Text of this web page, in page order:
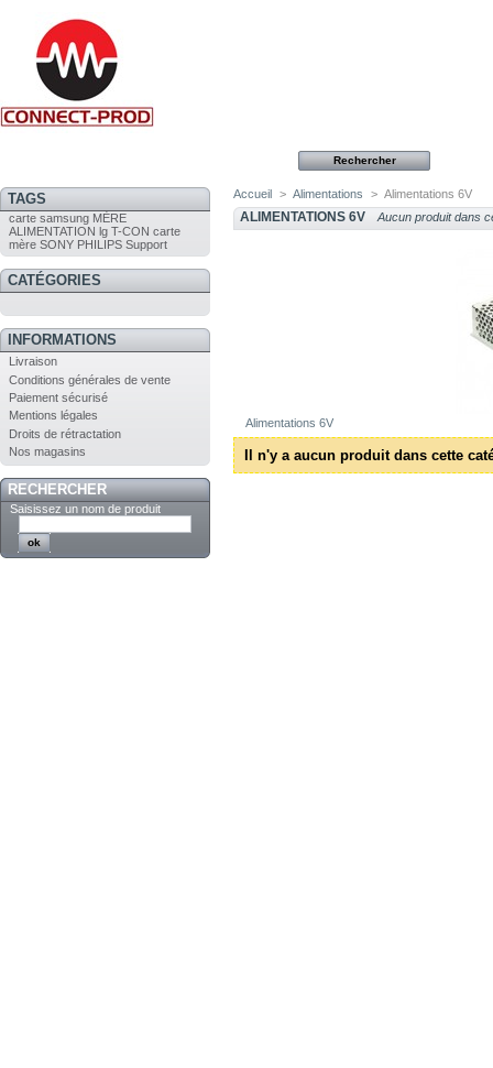
TAGS
carte samsung MÈRE
ALIMENTATION lg T-CON carte
mère SONY PHILIPS Support
CATÉGORIES
INFORMATIONS
Livraison
Conditions générales de vente
Paiement sécurisé
Mentions légales
Droits de rétractation
Nos magasins
RECHERCHER
Saisissez un nom de produit
Accueil > Alimentations > Alimentations 6V
ALIMENTATIONS 6V Aucun produit dans
Alimentations 6V
Il n'y a aucun produit dans cette